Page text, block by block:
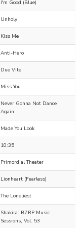
I'm Good (Blue)
Unholy
Kiss Me
Anti-Hero
Due Vite
Miss You
Never Gonna Not Dance
Again
Made You Look
10:35
Primordial Theater
Lionheart (Fearless)
The Loneliest
Shakira: BZRP Music
Sessions, Vol. 53